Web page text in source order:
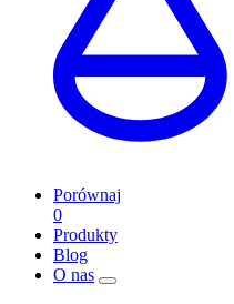
Porównaj
0
Produkty
Blog
O nas